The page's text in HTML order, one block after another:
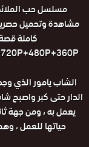
كاملة
الشاب يامور الذي
الدار حتى كبر واصبح
يعمل به ، ومن جهة
حياتها للعمل ،